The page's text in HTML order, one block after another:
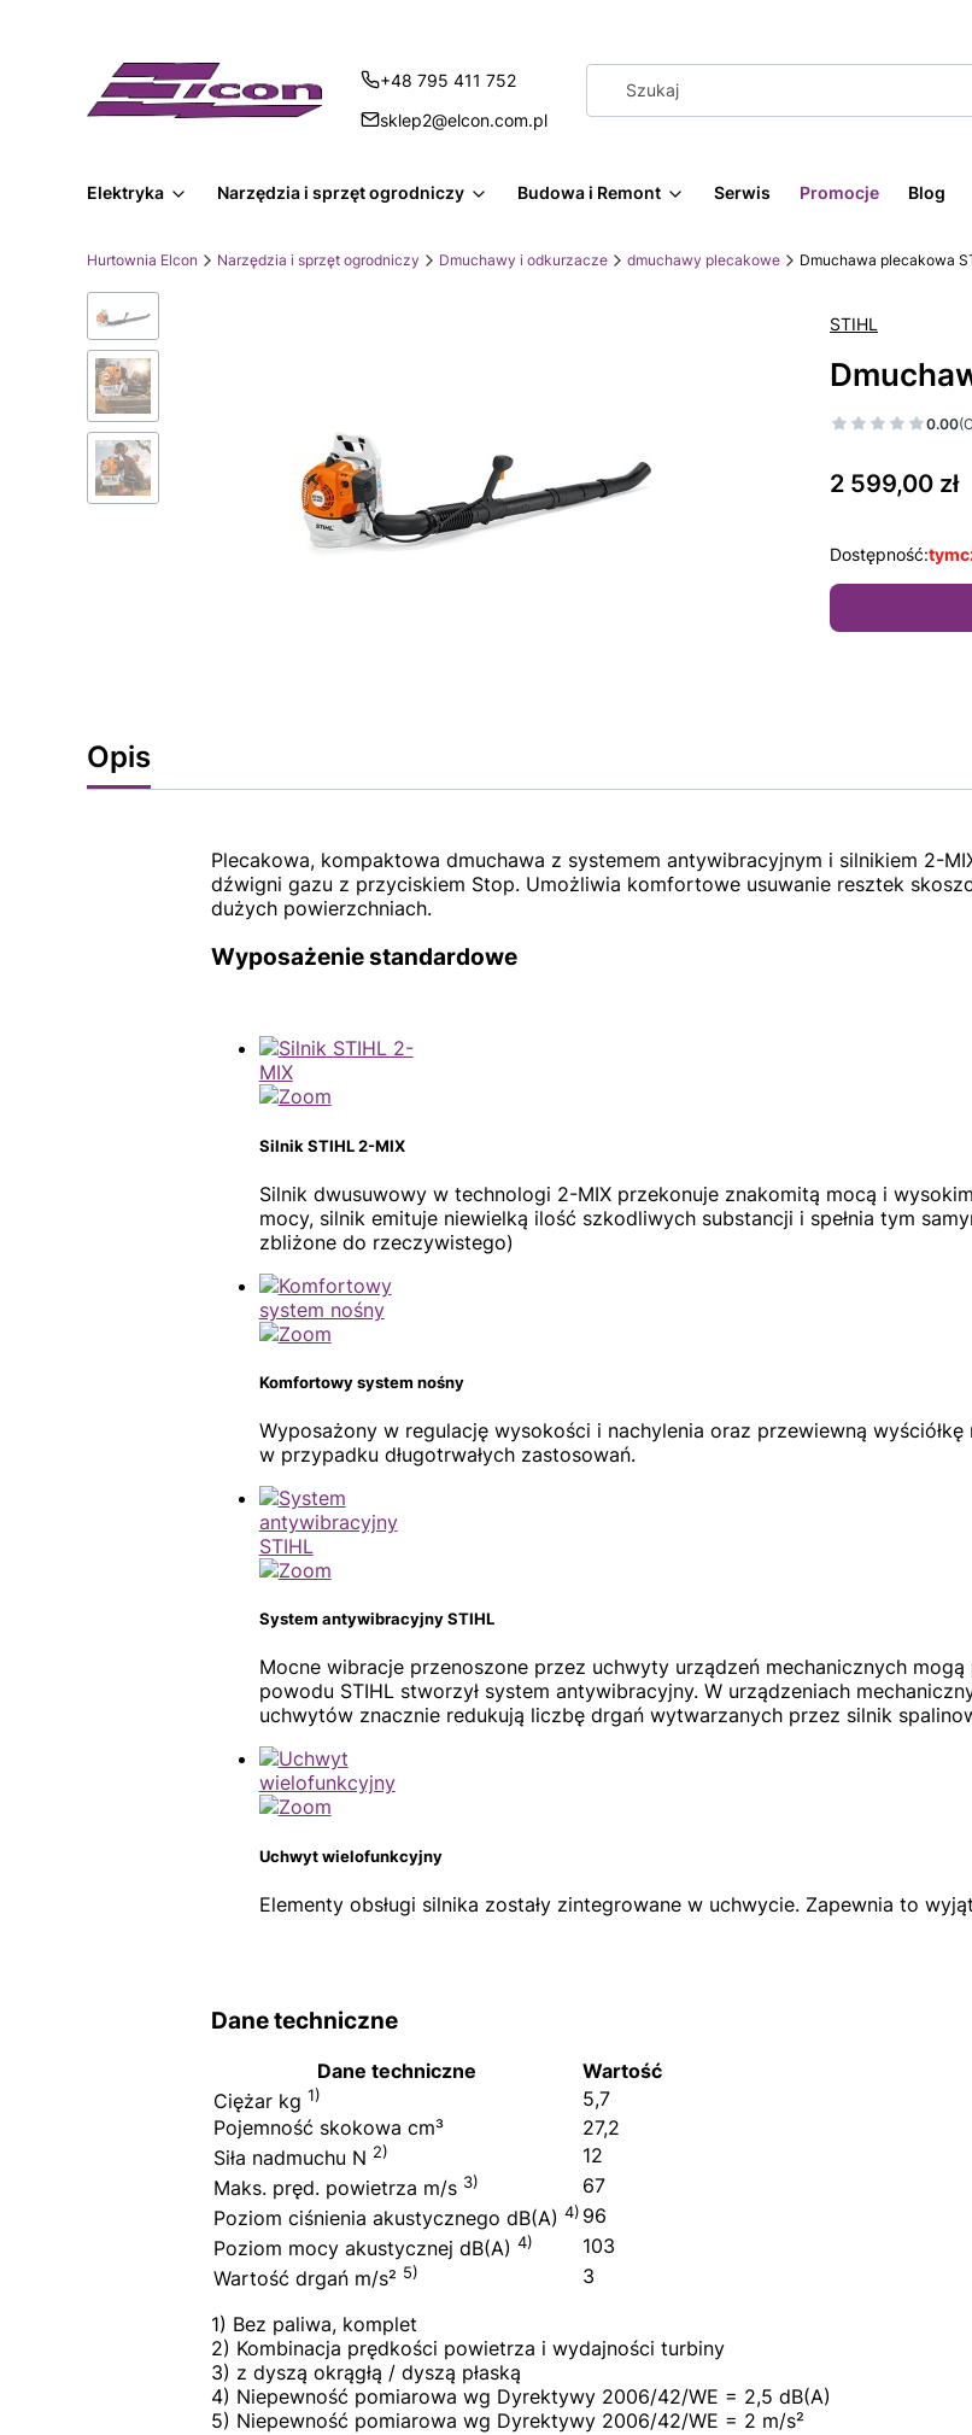
+48 795 411 752
sklep2@elcon.com.pl
Elektryka Narzędzia i sprzęt ogrodniczy Budowa i Remont Serwis Promocje Blog
Hurtownia Elcon Narzędzia i sprzęt ogrodniczy Dmuchawy i odkurzacze dmuchawy plecakowe Dmuchawa plecakowa
STIHL
0.00
Cena
2 599,00 zł
Dostępność:
Opis
Plecakowa, kompaktowa dmuchawa z systemem antywibracyjnym i silnikiem 2-
dźwigni gazu z przyciskiem Stop. Umożliwia komfortowe usuwanie resztek
dużych powierzchniach.
Wyposażenie standardowe
Silnik STIHL 2-MIX
Silnik dwusuwowy w technologi 2-MIX przekonuje znakomitą mocą i
mocy, silnik emituje niewielką ilość szkodliwych substancji i spełnia tym
zbliżone do rzeczywistego)
Komfortowy system nośny
Wyposażony w regulację wysokości i nachylenia oraz przewiewną
w przypadku długotrwałych zastosowań.
System antywibracyjny STIHL
Mocne wibracje przenoszone przez uchwyty urządzeń mechanicznych
powodu STIHL stworzył system antywibracyjny. W urządzeniach
uchwytów znacznie redukują liczbę drgań wytwarzanych przez silnik
Uchwyt wielofunkcyjny
Elementy obsługi silnika zostały zintegrowane w uchwycie. Zapewnia to
Dane techniczne
Dane techniczne
Wartość
Ciężar kg 1)
5,7
Pojemność skokowa cm³
27,2
Siła nadmuchu N 2)
12
Maks. pręd. powietrza m/s 3)
67
Poziom ciśnienia akustycznego dB(A) 4) 96
Poziom mocy akustycznej dB(A) 4)
103
Wartość drgań m/s² 5)
3
1) Bez paliwa, komplet
2) Kombinacja prędkości powietrza i wydajności turbiny
3) z dyszą okrągłą / dyszą płaską
4) Niepewność pomiarowa wg Dyrektywy 2006/42/WE = 2,5 dB(A)
5) Niepewność pomiarowa wg Dyrektywy 2006/42/WE = 2 m/s²